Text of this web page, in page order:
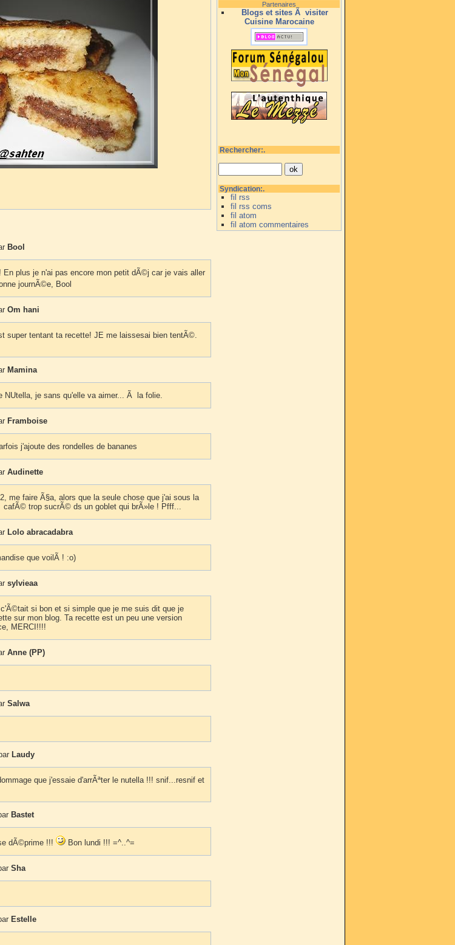
Bool
plus je n'ai pas encore mon petit dÃ©j car je vais aller
journÃ©e, Bool
Om hani
super tentant ta recette! JE me laissesai bien tentÃ©.
Mamina
NUtella, je sans qu'elle va aimer... Ã la folie.
Framboise
j'ajoute des rondelles de bananes
Audinette
me faire Ã§a, alors que la seule chose que j'ai sous la
trop sucrÃ© ds un goblet qui brÃ»le ! Pfff...
Lolo abracadabra
que voilÃ ! :o)
sylvieaa
si bon et si simple que je me suis dit que je
sur mon blog. Ta recette est un peu une version
MERCI!!!!
Anne (PP)
Salwa
Laudy
que j'essaie d'arrÃªter le nutella !!! snif...resnif et
Bastet
dÃ©prime !!! Bon lundi !!! =^..^=
Sha
Estelle
Partenaires
Blogs et sites Ã visiter
Cuisine Marocaine
Rechercher:.
Syndication:.
fil rss
fil rss coms
fil atom
fil atom commentaires